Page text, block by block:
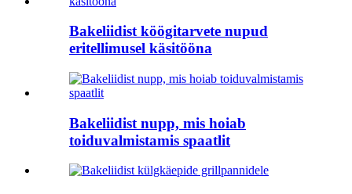
Bakeliidist köögitarvete nupud
eritellimusel käsitööna
Bakeliidist nupp, mis hoiab
toiduvalmistamis spaatlit